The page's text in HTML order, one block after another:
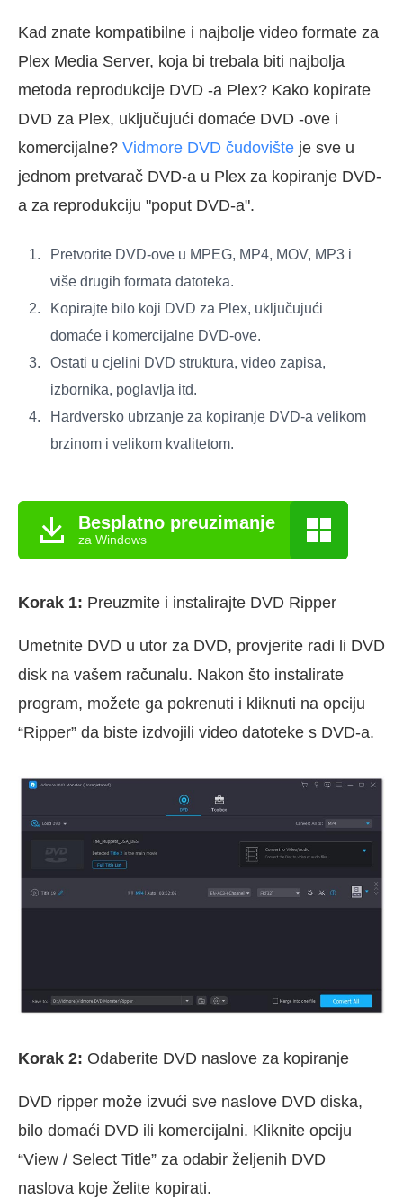
Kad znate kompatibilne i najbolje video formate za
Plex Media Server, koja bi trebala biti najbolja
metoda reprodukcije DVD -a Plex? Kako kopirate
DVD za Plex, uključujući domaće DVD -ove i
komercijalne? Vidmore DVD čudovište je sve u
jednom pretvarač DVD-a u Plex za kopiranje DVD-
a za reprodukciju "poput DVD-a".
Pretvorite DVD-ove u MPEG, MP4, MOV, MP3 i
više drugih formata datoteka.
Kopirajte bilo koji DVD za Plex, uključujući
domaće i komercijalne DVD-ove.
Ostati u cjelini DVD struktura, video zapisa,
izbornika, poglavlja itd.
Hardversko ubrzanje za kopiranje DVD-a velikom
brzinom i velikom kvalitetom.
Besplatno preuzimanje
za Windows
Korak 1: Preuzmite i instalirajte DVD Ripper
Umetnite DVD u utor za DVD, provjerite radi li DVD
disk na vašem računalu. Nakon što instalirate
program, možete ga pokrenuti i kliknuti na opciju
“Ripper” da biste izdvojili video datoteke s DVD-a.
Korak 2: Odaberite DVD naslove za kopiranje
DVD ripper može izvući sve naslove DVD diska,
bilo domaći DVD ili komercijalni. Kliknite opciju
“View / Select Title” za odabir željenih DVD
naslova koje želite kopirati.